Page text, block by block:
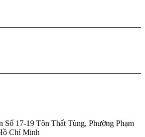
Số 17-19 Tôn Thất Tùng, Phường Phạm
Chí Minh